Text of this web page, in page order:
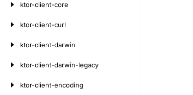
ktor-client-core
ktor-client-curl
ktor-client-darwin
ktor-client-darwin-legacy
ktor-client-encoding